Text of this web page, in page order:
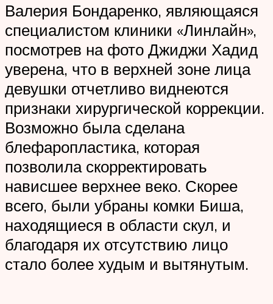
Валерия Бондаренко, являющаяся
специалистом клиники «Линлайн»,
посмотрев на фото Джиджи Хадид
уверена, что в верхней зоне лица
девушки отчетливо виднеются
признаки хирургической коррекции.
Возможно была сделана
блефаропластика, которая
позволила скорректировать
нависшее верхнее веко. Скорее
всего, были убраны комки Биша,
находящиеся в области скул, и
благодаря их отсутствию лицо
стало более худым и вытянутым.